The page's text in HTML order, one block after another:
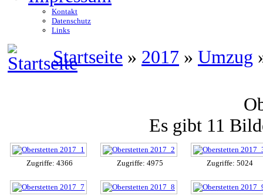
Kontakt
Datenschutz
Links
Startseite » 2017 » Umzug
Es gibt 11
Zugriffe: 4366 Zugriffe: 4975 Zugriffe: 5024